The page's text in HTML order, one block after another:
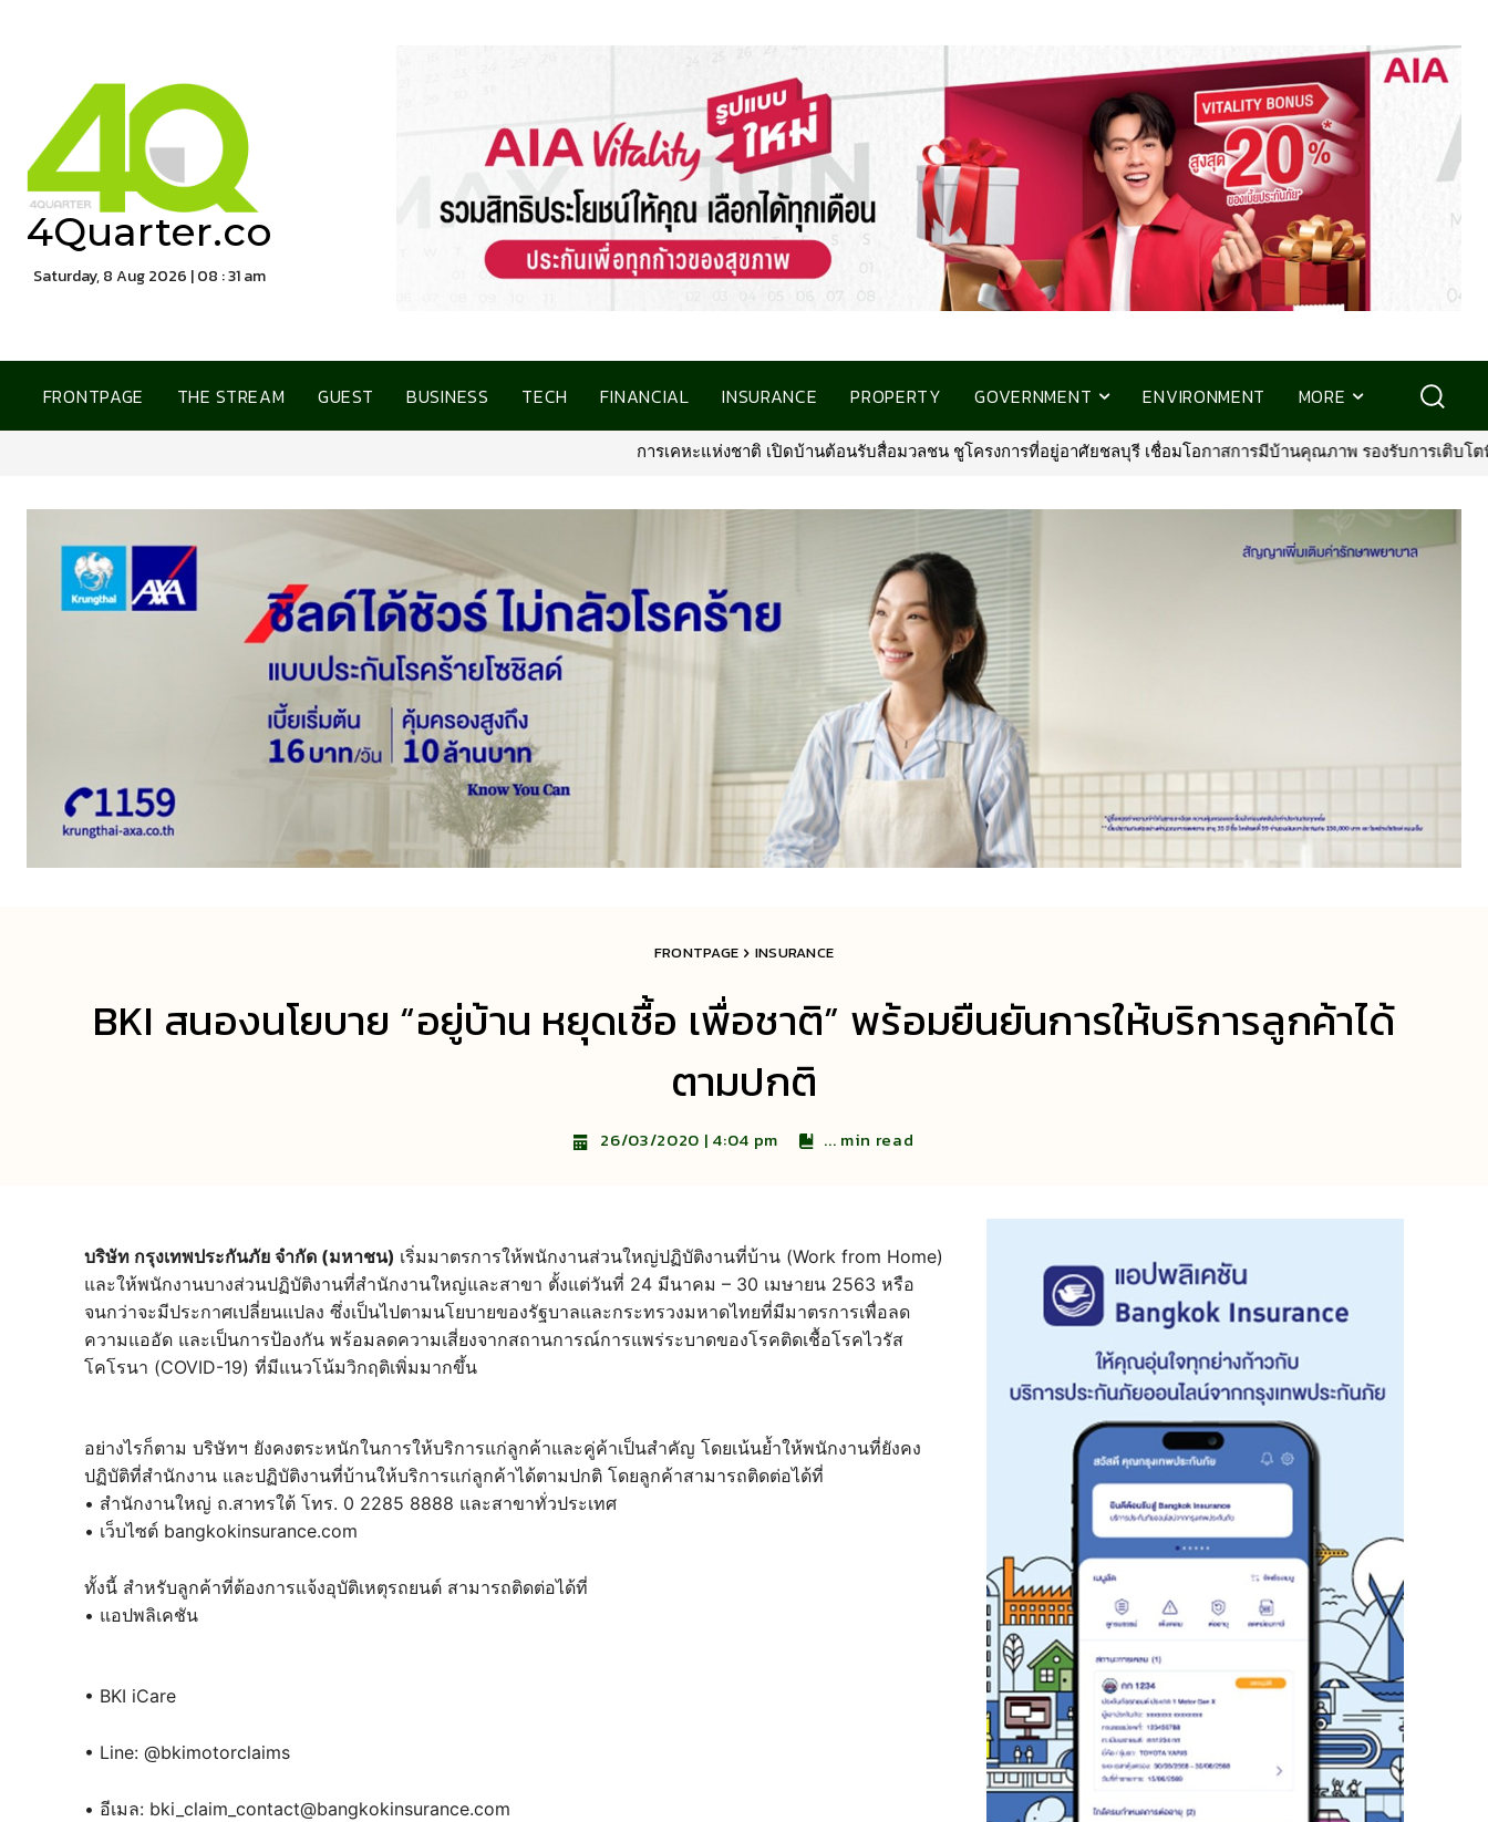
4Quarter.co
Saturday, 8 Aug 2026 | 08 : 32 am
FRONTPAGE THE STREAM GUEST BUSINESS TECH FINANCIAL INSURANCE PROPERTY GOVERNMENT ENVIRONMENT MORE
การเคหะแห่งชาติ เปิดบ้านต้อนรับสื่อมวลชน ชูโครงการที่อยู่อาศัยชลบุรี เชื่อมโอกาสการมีบ้านคุณภาพ รองรับการเติบโตพื้นที่ EEC•พรูเด็นเชียล ประเทศไทย จั
FRONTPAGE INSURANCE
BKI สนองนโยบาย “อยู่บ้าน หยุดเชื้อ เพื่อชาติ” พร้อมยืนยันการให้บริการลูกค้าได้
ตามปกติ
26/03/2020 | 4:04 pm ... min read
บริษัท กรุงเทพประกันภัย จำกัด (มหาชน) เริ่มมาตรการให้พนักงานส่วนใหญ่ปฏิบัติงานที่บ้าน (Work from Home)
และให้พนักงานบางส่วนปฏิบัติงานที่สำนักงานใหญ่และสาขา ตั้งแต่วันที่ 24 มีนาคม – 30 เมษายน 2563 หรือ
จนกว่าจะมีประกาศเปลี่ยนแปลง ซึ่งเป็นไปตามนโยบายของรัฐบาลและกระทรวงมหาดไทยที่มีมาตรการเพื่อลด
ความแออัด และเป็นการป้องกัน พร้อมลดความเสี่ยงจากสถานการณ์การแพร่ระบาดของโรคติดเชื้อโรคไวรัส
โคโรนา (COVID-19) ที่มีแนวโน้มวิกฤติเพิ่มมากขึ้น
อย่างไรก็ตาม บริษัทฯ ยังคงตระหนักในการให้บริการแก่ลูกค้าและคู่ค้าเป็นสำคัญ โดยเน้นย้ำให้พนักงานที่ยังคง
ปฏิบัติที่สำนักงาน และปฏิบัติงานที่บ้านให้บริการแก่ลูกค้าได้ตามปกติ โดยลูกค้าสามารถติดต่อได้ที่
• สำนักงานใหญ่ ถ.สาทรใต้ โทร. 0 2285 8888 และสาขาทั่วประเทศ
• เว็บไซต์ bangkokinsurance.com
ทั้งนี้ สำหรับลูกค้าที่ต้องการแจ้งอุบัติเหตุรถยนต์ สามารถติดต่อได้ที่
• แอปพลิเคชัน
• BKI iCare
• Line: @bkimotorclaims
• อีเมล: bki_claim_contact@bangkokinsurance.com